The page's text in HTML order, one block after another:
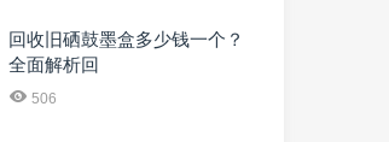
回收旧硒鼓墨盒多少钱一个？
全面解析回
506